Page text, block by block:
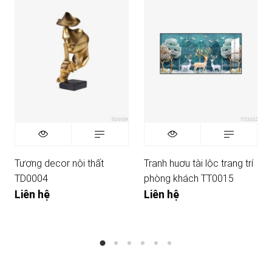
Tượng decor nội thất
TD0004
Liên hệ
Tranh huơu tài lộc trang trí
phòng khách TT0015
Liên hệ